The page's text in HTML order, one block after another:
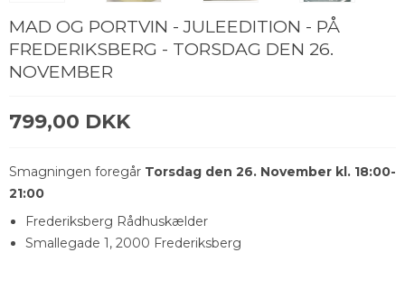
MAD OG PORTVIN - JULEEDITION - PÅ
FREDERIKSBERG - TORSDAG DEN 26.
NOVEMBER
799,00 DKK
Smagningen foregår Torsdag den 26. November kl. 18:00-
21:00
Frederiksberg Rådhuskælder
Smallegade 1, 2000 Frederiksberg